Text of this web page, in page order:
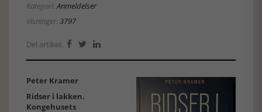
Kategori:Anmeldelser
Visninger:3797
Del artikel:   
Peter Kramer
Ridser i lakken.
Kongehusets